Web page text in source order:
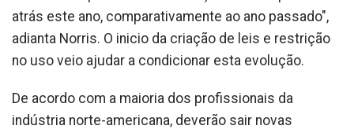
atrás este ano, comparativamente ao ano passado",
adianta Norris. O inicio da criação de leis e restrição
no uso veio ajudar a condicionar esta evolução.
De acordo com a maioria dos profissionais da
indústria norte-americana, deverão sair novas